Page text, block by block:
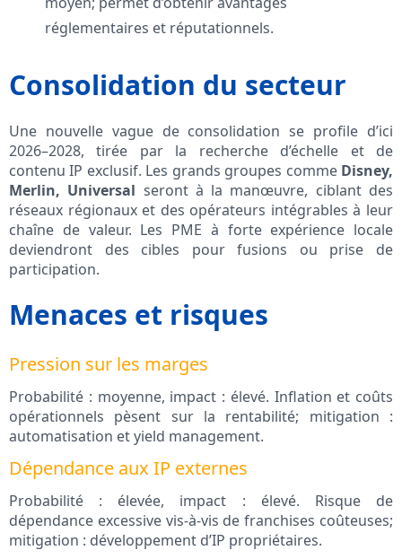
réglementaires et réputationnels.
Consolidation du secteur
Une nouvelle vague de consolidation se profile d’ici
2026–2028, tirée par la recherche d’échelle et de
contenu IP exclusif. Les grands groupes comme Disney,
Merlin, Universal seront à la manœuvre, ciblant des
réseaux régionaux et des opérateurs intégrables à leur
chaîne de valeur. Les PME à forte expérience locale
deviendront des cibles pour fusions ou prise de
participation.
Menaces et risques
Pression sur les marges
Probabilité : moyenne, impact : élevé. Inflation et coûts
opérationnels pèsent sur la rentabilité; mitigation :
automatisation et yield management.
Dépendance aux IP externes
Probabilité : élevée, impact : élevé. Risque de
dépendance excessive vis-à-vis de franchises coûteuses;
mitigation : développement d’IP propriétaires.